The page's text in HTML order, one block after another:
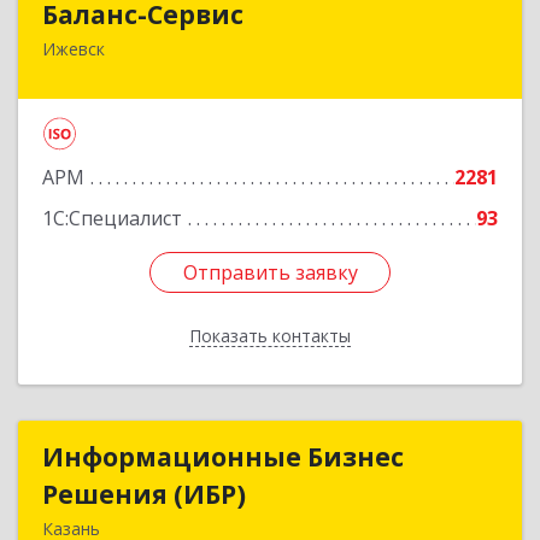
Баланс-Сервис
Ижевск
АРМ
2281
1С:Специалист
93
Отправить заявку
Показать контакты
Отправить заявку
Назад
Информационные Бизнес
Решения (ИБР)
Казань
Информационные Бизнес